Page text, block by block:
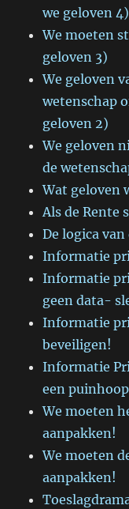
we geloven 4)
We moeten
geloven 3)
We geloven
wetenschap
geloven 2)
We geloven
de
Wat geloven
Als de Rente
De logica
Informatie
Informatie
geen data-
Informatie
beveiligen!
Informatie
een
We moeten
aanpakken!
We moeten
aanpakken!